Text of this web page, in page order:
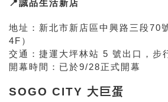
📍誠品生活新店
地址：新北市新店區中興路三段70
4F）
交通：捷運大坪林站 5 號出口，步
開幕時間：已於9/28正式開幕
SOGO CITY 大巨蛋